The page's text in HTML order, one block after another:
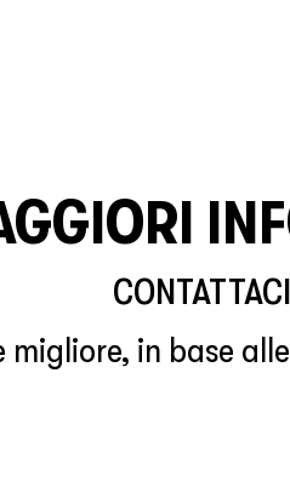
CONTATTACI
in base